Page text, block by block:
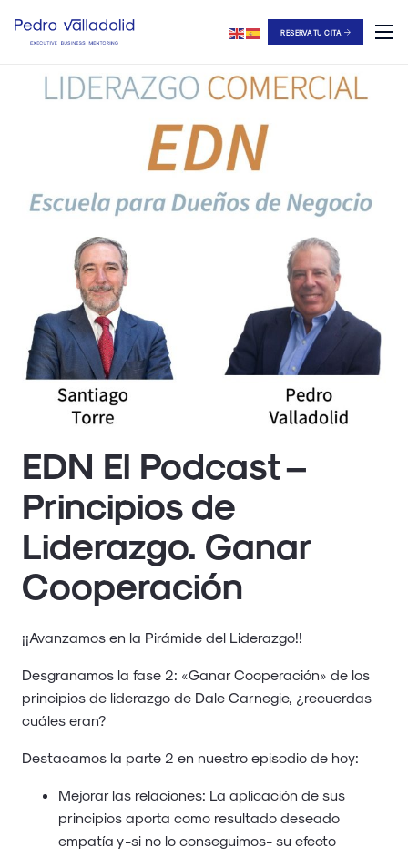
RESERVA TU CITA
EDN El Podcast –
Principios de
Liderazgo. Ganar
Cooperación
¡¡Avanzamos en la Pirámide del Liderazgo!!
Desgranamos la fase 2: «Ganar Cooperación» de los
principios de liderazgo de Dale Carnegie, ¿recuerdas
cuáles eran?
Destacamos la parte 2 en nuestro episodio de hoy:
Mejorar las relaciones: La aplicación de sus
principios aporta como resultado deseado
empatía y -si no lo conseguimos- su efecto